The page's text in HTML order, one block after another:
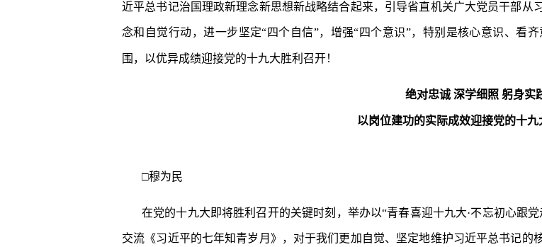
近平总书记治国理政新理念新思想新战略结合起来，引导省直机关广大党员干部
念和自觉行动，进一步坚定“四个自信”，增强“四个意识”，特别是核心意识、看
围，以优异成绩迎接党的十九大胜利召开！
绝对忠诚 深学细照 躬身实
以岗位建功的实际成效迎接党的十九
□穆为民
在党的十九大即将胜利召开的关键时刻，举办以“青春喜迎十九大·不忘初心跟
交流《习近平的七年知青岁月》，对于我们更加自觉、坚定地维护习近平总书记